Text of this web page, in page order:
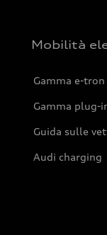
Mobilità
Gamma e-
Gamma plug-
Guida sulle
Audi charging